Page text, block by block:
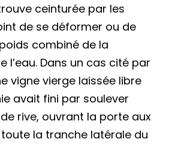
ceinturée par les
de se déformer ou de
combiné de la
l’eau. Dans un cas cité par
vigne vierge laissée libre
avait fini par soulever
rive, ouvrant la porte aux
la tranche latérale du